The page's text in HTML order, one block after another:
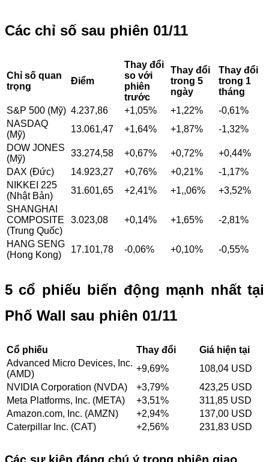
Các chỉ số sau phiên 01/11
Chỉ số quan
trọng
Điểm
Thay đổi
so với
phiên
trước
Thay đổi
trong 5
ngày
Thay đổi
trong 1
tháng
S&P 500 (Mỹ) 4.237,86 +1,05% +1,22%
-0,61%
NASDAQ
(Mỹ)
13.061,47 +1,64% +1,87%
-1,32%
DOW JONES
(Mỹ)
33.274,58 +0,67% +0,72%
+0,44%
DAX (Đức)
14.923,27 +0,76% +0,21%
-1,17%
NIKKEI 225
(Nhật Bản)
31.601,65 +2,41% +1,,06%
+3,52%
SHANGHAI
COMPOSITE
(Trung Quốc)
3.023,08 +0,14% +1,65% -2,81%
HANG SENG
(Hong Kong)
17.101,78 -0,06% +0,10% -0,55%
5 cổ phiếu biến động mạnh nhất tại
Phố Wall sau phiên 01/11
Cổ phiếu Thay đổi
Giá hiện tại
Advanced Micro Devices, Inc.
(AMD)
+9,69%
108,04 USD
NVIDIA Corporation (NVDA)
+3,79%
423,25 USD
Meta Platforms, Inc. (META)
+3,51%
311,85 USD
Amazon.com, Inc. (AMZN)
+2,94%
137,00 USD
Caterpillar Inc. (CAT)
+2,56% 231,83 USD